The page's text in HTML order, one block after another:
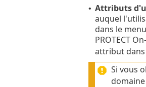
• Attributs
auquel
dans le
PROTECT
attribut dans
Si vous